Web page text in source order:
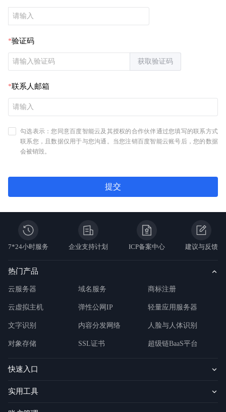
验证码
获取验证码
联系人邮箱
勾选表示：您同意百度智能云及其授权的合作伙伴通过您填写的联系方式
联系您，且数据仅用于与您沟通。当您注销百度智能云账号后，您的数据
会被销毁。
提交
7*24小时服务 企业支持计划 ICP备案中心 建议与反馈
热门产品
云服务器 域名服务 商标注册
云虚拟主机 弹性公网IP 轻量应用服务器
文字识别 内容分发网络 人脸与人体识别
对象存储 SSL证书 超级链BaaS平台
快速入口
实用工具